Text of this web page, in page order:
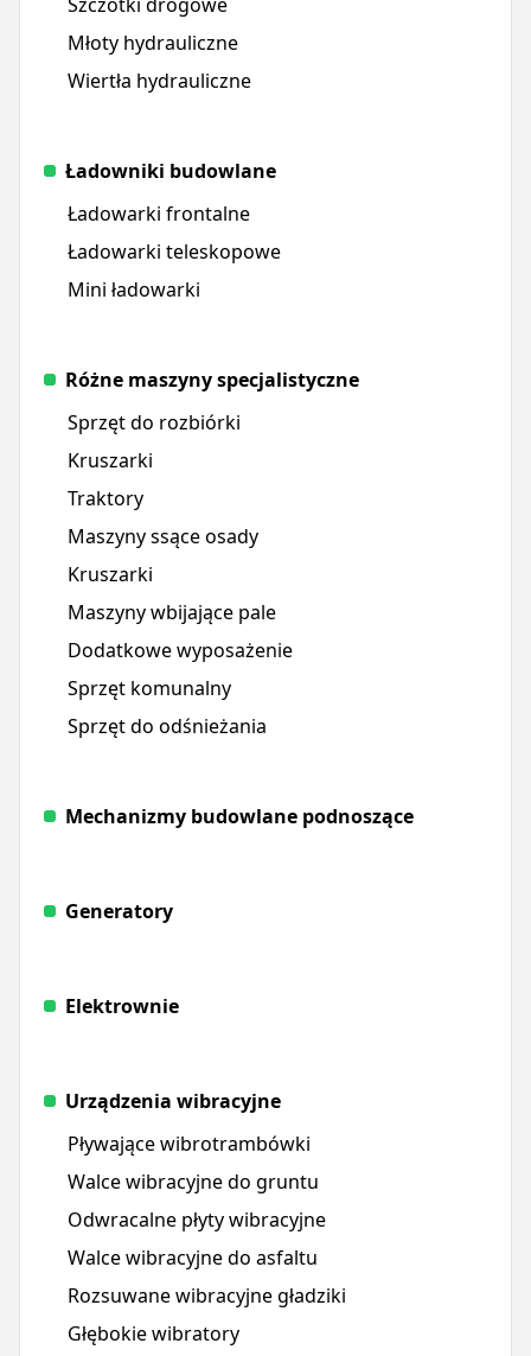
Młoty hydrauliczne
Wiertła hydrauliczne
Ładowniki budowlane
Ładowarki frontalne
Ładowarki teleskopowe
Mini ładowarki
Różne maszyny specjalistyczne
Sprzęt do rozbiórki
Kruszarki
Traktory
Maszyny ssące osady
Kruszarki
Maszyny wbijające pale
Dodatkowe wyposażenie
Sprzęt komunalny
Sprzęt do odśnieżania
Mechanizmy budowlane podnoszące
Generatory
Elektrownie
Urządzenia wibracyjne
Pływające wibrotrambówki
Walce wibracyjne do gruntu
Odwracalne płyty wibracyjne
Walce wibracyjne do asfaltu
Rozsuwane wibracyjne gładziki
Głębokie wibratory